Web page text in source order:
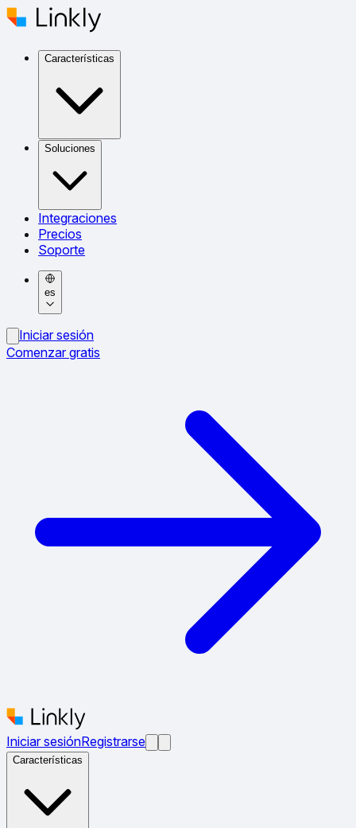
Características
Soluciones
Integraciones
Precios
Soporte
es
Iniciar sesión
Comenzar gratis
Iniciar sesiónRegistrarse
Características